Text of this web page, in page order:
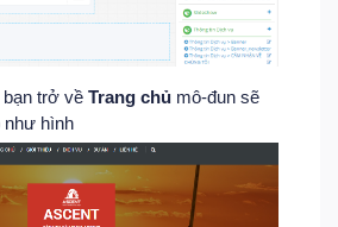
bạn trở về Trang chủ mô-đun sẽ
như hình